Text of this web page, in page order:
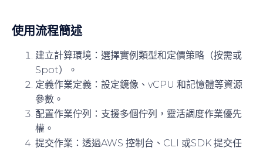
使用流程簡述
建立計算環境 ：選擇實例類型和定價策略（按需或
Spot）。
定義作業定義 ：設定鏡像、vCPU 和記憶體等資源
參數。
配置作業佇列
：支援多個佇列，靈活調度作業優先
權。
提交作業 ：透過AWS 控制台、CLI 或SDK 提交任